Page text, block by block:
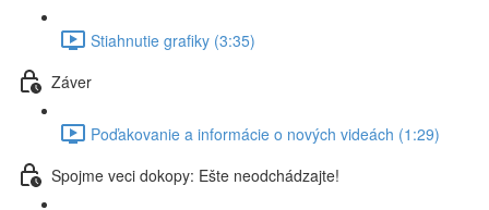
Stiahnutie grafiky (3:35)
Záver
Poďakovanie a informácie o nových videách (1:29)
Spojme veci dokopy: Ešte neodchádzajte!